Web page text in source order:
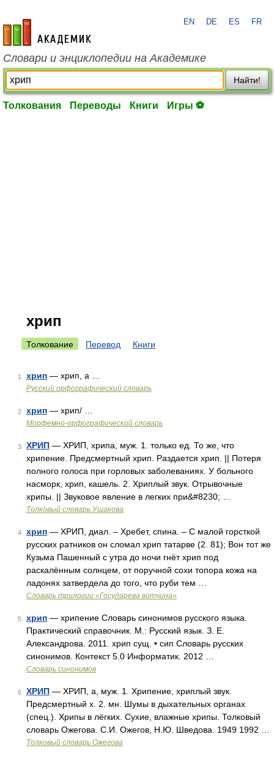
academic.ru
EN DE ES FR
Словари и энциклопедии на Академике
Найти!
Толкования Переводы Книги Игры ⚽
хрип
Толкование Перевод Книги
1 хрип — хрип, а …
Русский орфографический словарь
2 хрип — хрип/ …
Морфемно-орфографический словарь
3 ХРИП — ХРИП, хрипа, муж. 1. только ед. То же, что
хрипение. Предсмертный хрип. Раздается хрип. || Потеря
полного голоса при горловых заболеваниях. У больного
насморк, хрип, кашель. 2. Хриплый звук. Отрывочные
хрипы. || Звуковое явление в легких при&#8230; …
Толковый словарь Ушакова
4 хрип — ХРИП, диал. – Хребет, спина. – С малой горсткой
русских ратников он сломал хрип татарве (2. 81); Вон тот же
Кузьма Пашенный с утра до ночи гнёт хрип под
раскалённым солнцем, от поручной сохи топора кожа на
ладонях затвердела до того, что руби тем …
Словарь трилогии «Государева вотчина»
5 хрип — хрипение Словарь синонимов русского языка.
Практический справочник. М.: Русский язык. З. Е.
Александрова. 2011. хрип сущ. • сип Словарь русских
синонимов. Контекст 5.0 Информатик. 2012 …
Словарь синонимов
6 ХРИП — ХРИП, а, муж. 1. Хрипение, хриплый звук.
Предсмертный х. 2. мн. Шумы в дыхательных органах
(спец.). Хрипы в лёгких. Сухие, влажные хрипы. Толковый
словарь Ожегова. С.И. Ожегов, Н.Ю. Шведова. 1949 1992 …
Толковый словарь Ожегова